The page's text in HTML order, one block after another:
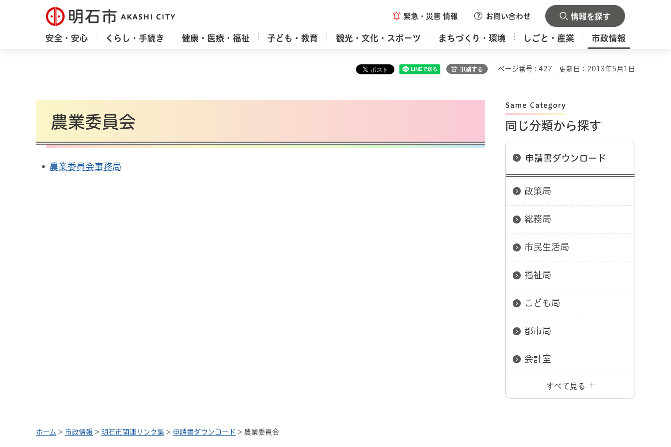
明石市 緊急・災害 情報 お問い合わせ 情報を探す
安全・安心 くらし・手続き 健康・医療・福祉 子ども・教育 観光・文化・スポーツ まちづくり・環境 しごと・産業 市政情報
印刷する ページ番号 : 427 更新日：2013年5月1日
農業委員会
農業委員会事務局
同じ分類から探す
申請書ダウンロード
政策局
総務局
市民生活局
福祉局
こども局
都市局
会計室
すべて見る
ホーム > 市政情報 > 明石市関連リンク集 > 申請書ダウンロード > 農業委員会